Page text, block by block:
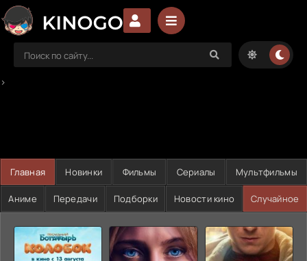
>
Главная Новинки Фильмы Сериалы Мультфильмы
Аниме Передачи Подборки Новости кино Случайное